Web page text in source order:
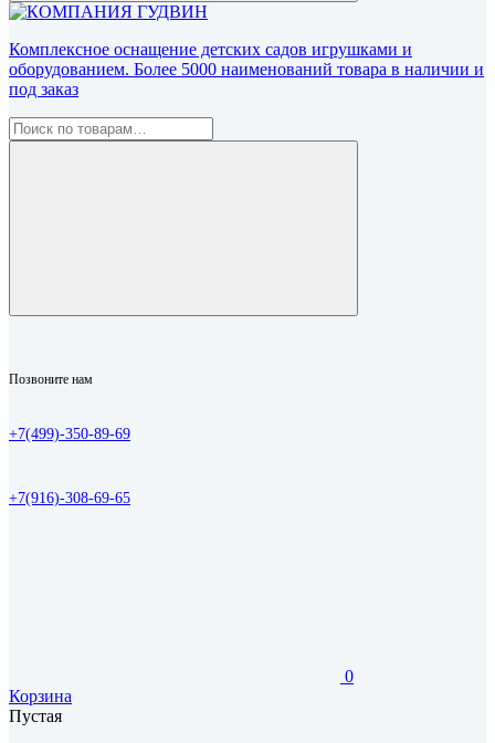
Комплексное оснащение детских садов игрушками и
оборудованием. Более 5000 наименований товара в наличии и
под заказ
Позвоните нам
+7(499)-350-89-69
+7(916)-308-69-65
0
Корзина
Пустая